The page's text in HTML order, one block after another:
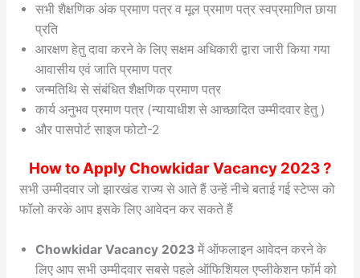
सभी शैक्षणिक अंक प्रमाण पत्र व मूल प्रमाण पत्र स्वप्रमाणित छाया
प्रति
आरक्षण हेतु दावा करने के लिए सक्षम अधिकारी द्वारा जारी किया गया
आवासीय एवं जाति प्रमाण पत्र
जन्मतिथि से संबंधित शैक्षणिक प्रमाण पत्र
कार्य अनुभव प्रमाण पत्र (न्यायाधीश से आच्छादित उम्मीदवार हेतु )
और पासपोर्ट साइज फोटो-2
How to Apply Chowkidar Vacancy 2023 ?
सभी उम्मीदवार जो झारखंड राज्य से आते हैं उन्हें नीचे बताई गई स्टेप्स को
फॉलो करके आप इसके लिए आवेदन कर सकते हैं
Chowkidar Vacancy 2023में ऑफलाइन आवेदन करने के
लिए आप सभी उम्मीदवार सबसे पहले ऑफिशियल एप्लीकेशन फॉर्म को